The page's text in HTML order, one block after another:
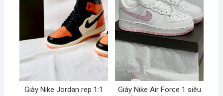
Giày Nike Jordan rep 1:1
Giày Nike Air Force 1 siêu